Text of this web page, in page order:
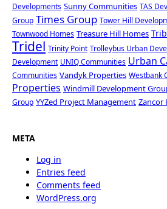
Developments Sunny Communities TAS
Group Times Group Tower Hill
Townwood Homes Treasure Hill Homes
Tridel Trinity Point Trolleybus Urban
Development UNIQ Communities Urban
Communities Vandyk Properties Westbank
Properties Windmill Development
Group YYZed Project Management Zancor
META
Log in
Entries feed
Comments feed
WordPress.org